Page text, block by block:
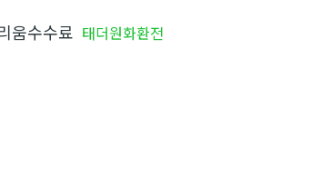
움수수료 태더원화환전